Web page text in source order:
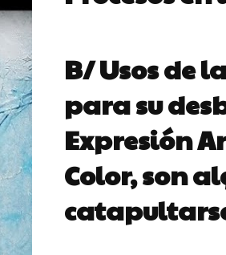
B/ Usos de
para su
Expresión
Color, son